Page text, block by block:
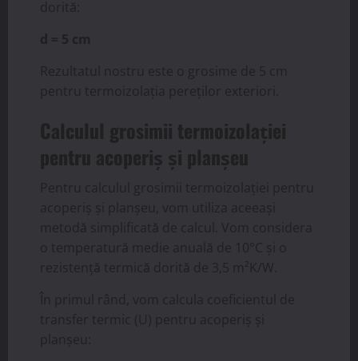
dorită:
d = 5 cm
Rezultatul nostru este o grosime de 5 cm
pentru termoizolația pereților exteriori.
Calculul grosimii termoizolației
pentru acoperiș și planșeu
Pentru calculul grosimii termoizolației pentru
acoperiș și planșeu, vom utiliza aceeași
metodă simplificată de calcul. Vom considera
o temperatură medie anuală de 10°C și o
rezistență termică dorită de 3,5 m²K/W.
În primul rând, vom calcula coeficientul de
transfer termic (U) pentru acoperiș și
planșeu: